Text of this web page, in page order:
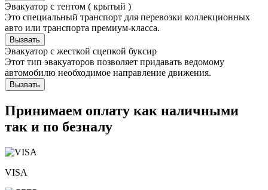
Эвакуатор с тентом ( крытый )
Это специальный транспорт для перевозки коллекционных
авто или транспорта премиум-класса.
Вызвать
Эвакуатор с жесткой сцепкой буксир
Этот тип эвакуаторов позволяет придавать ведомому
автомобилю необходимое направление движения.
Вызвать
Принимаем оплату как наличными
так и по безналу
VISA